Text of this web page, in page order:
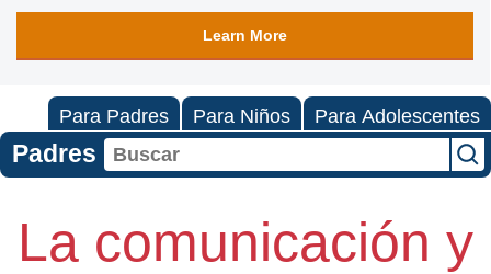
Learn More
Para Padres Para Niños Para Adolescentes
Padres
La comunicación y